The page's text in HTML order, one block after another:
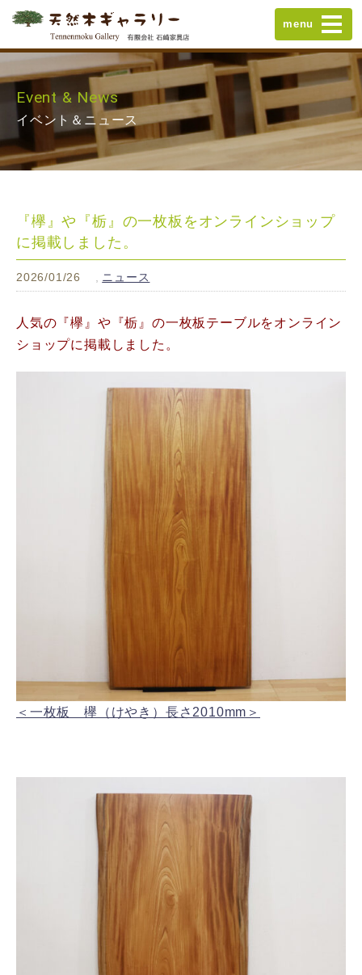
menu
Event & News
イベント＆ニュース
『欅』や『栃』の一枚板をオンラインショップ
に掲載しました。
2026/01/26 ニュース
人気の『欅』や『栃』の一枚板テーブルをオンライン
ショップに掲載しました。
＜一枚板 欅（けやき）長さ2010mm＞